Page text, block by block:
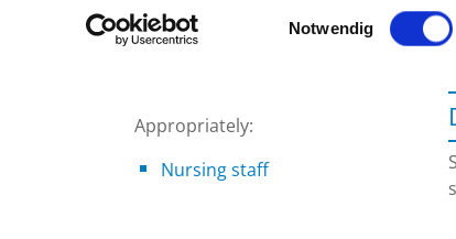
Einwilligungsauswahl
Notwendig
Appropriately:
Nursing staff